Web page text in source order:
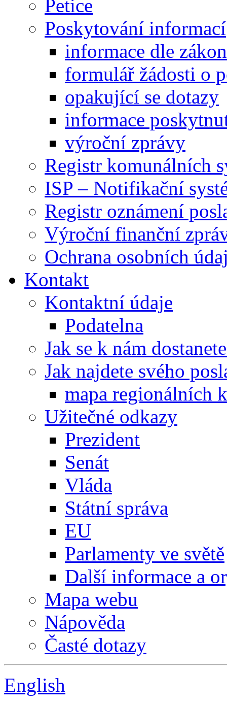
Petice
Poskytování informací
informace dle
formulář žádosti o
opakující se dotazy
informace
výroční zprávy
Registr komunálních
ISP – Notifikační
Registr oznámení
Výroční finanční
Ochrana osobních
Kontakt
Kontaktní údaje
Podatelna
Jak se k nám
Jak najdete svého
mapa regionálních
Užitečné odkazy
Prezident
Senát
Vláda
Státní správa
EU
Parlamenty ve světě
Další informace a
Mapa webu
Nápověda
Časté dotazy
English